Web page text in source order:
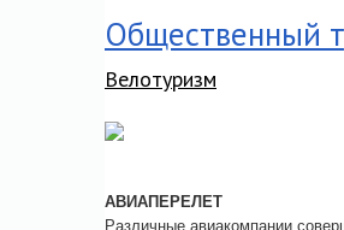
Общественный
Велотуризм
АВИАПЕРЕЛЕТ
Различные авиакомпании